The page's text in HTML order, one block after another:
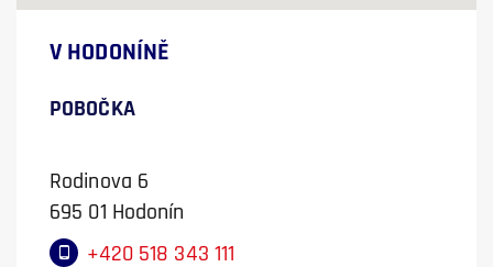
V HODONÍNĚ
POBOČKA
Rodinova 6
695 01 Hodonín
+420 518 343 111